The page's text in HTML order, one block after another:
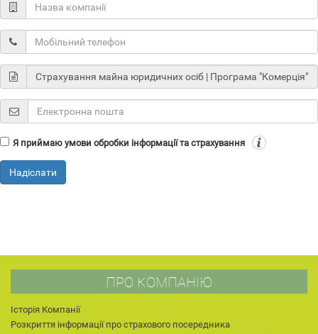
Я приймаю умови обробки інформації та страхування
Надіслати
ПРО КОМПАНІЮ
Історія Компанії
Розкриття інформації про страхового посередника